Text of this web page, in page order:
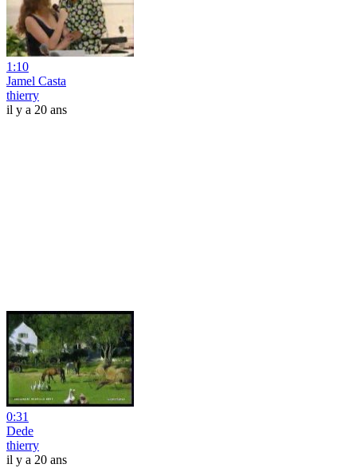
1:10
Jamel Casta
thierry
il y a 20 ans
0:31
Dede
thierry
il y a 20 ans